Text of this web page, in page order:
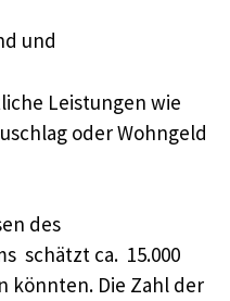
und
Leistungen wie
oder Wohngeld
des
schätzt ca. 15.000
könnten. Die Zahl der